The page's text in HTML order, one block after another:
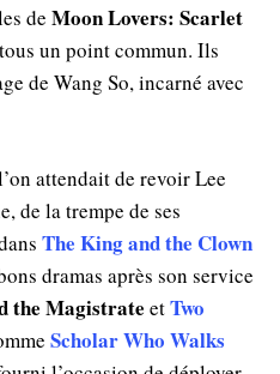
de Moon Lovers: Scarlet
un point commun. Ils
de Wang So, incarné avec
attendait de revoir Lee
de la trempe de ses
The King and the Clown
dramas après son service
the Magistrate etTwo
Scholar Who Walks